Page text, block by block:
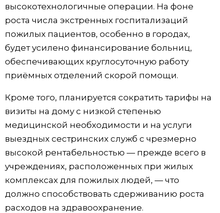
высокотехнологичные операции. На фоне
роста числа экстренных госпитализаций
пожилых пациентов, особенно в городах,
будет усилено финансирование больниц,
обеспечивающих круглосуточную работу
приёмных отделений скорой помощи.
Кроме того, планируется сократить тарифы на
визиты на дому с низкой степенью
медицинской необходимости и на услуги
выездных сестринских служб с чрезмерно
высокой рентабельностью — прежде всего в
учреждениях, расположенных при жилых
комплексах для пожилых людей, — что
должно способствовать сдерживанию роста
расходов на здравоохранение.